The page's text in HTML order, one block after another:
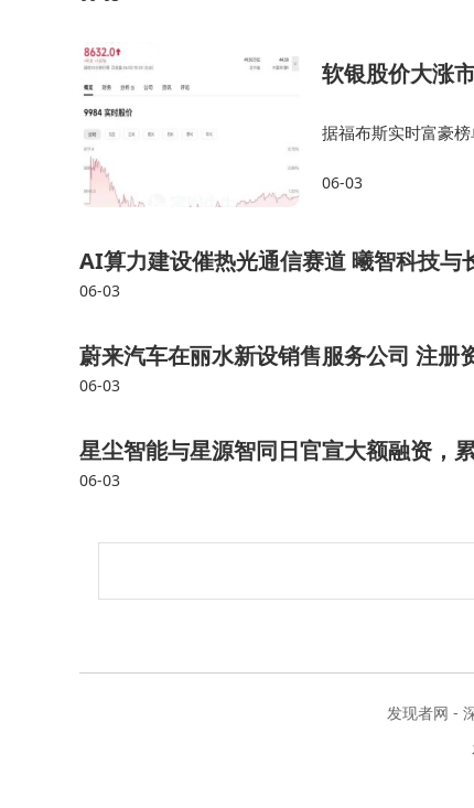
软银股价大涨
据福布斯实时富豪
4.71%，市值达48万
06-03
AI算力建设催热光通信赛道 曦智科技与
06-03
蔚来汽车在丽水新设销售服务公司 注册
06-03
星尘智能与星源智同日官宣大额融资，
06-03
发现者网 -